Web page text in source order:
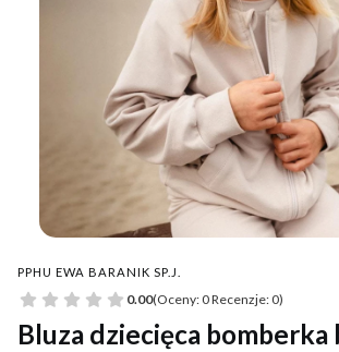
PPHU EWA BARANIK SP.J.
0.00(Oceny: 0 Recenzje: 0)
Bluza dziecięca bomberka